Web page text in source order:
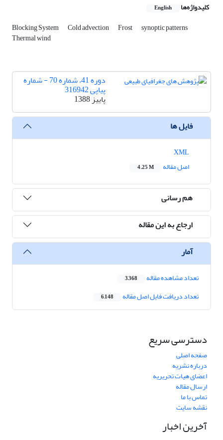
کلیدواژه‌ها English
Blocking System Cold advection Frost synoptic patterns
Thermal wind
دوره 41، شماره 70 - شماره
پیاپی 316942
پاییز 1388
فایل ها
اصل مقاله
4.25 M
هم رسانی
ارجاع به این مقاله
آمار
تعداد مشاهده مقاله 3,368
تعداد دریافت فایل اصل مقاله 6,148
دسترسی سریع
صفحه اصلی
درباره نشریه
اعضای هیات تحریریه
ارسال مقاله
تماس با ما
نقشه سایت
آخرین اخبار